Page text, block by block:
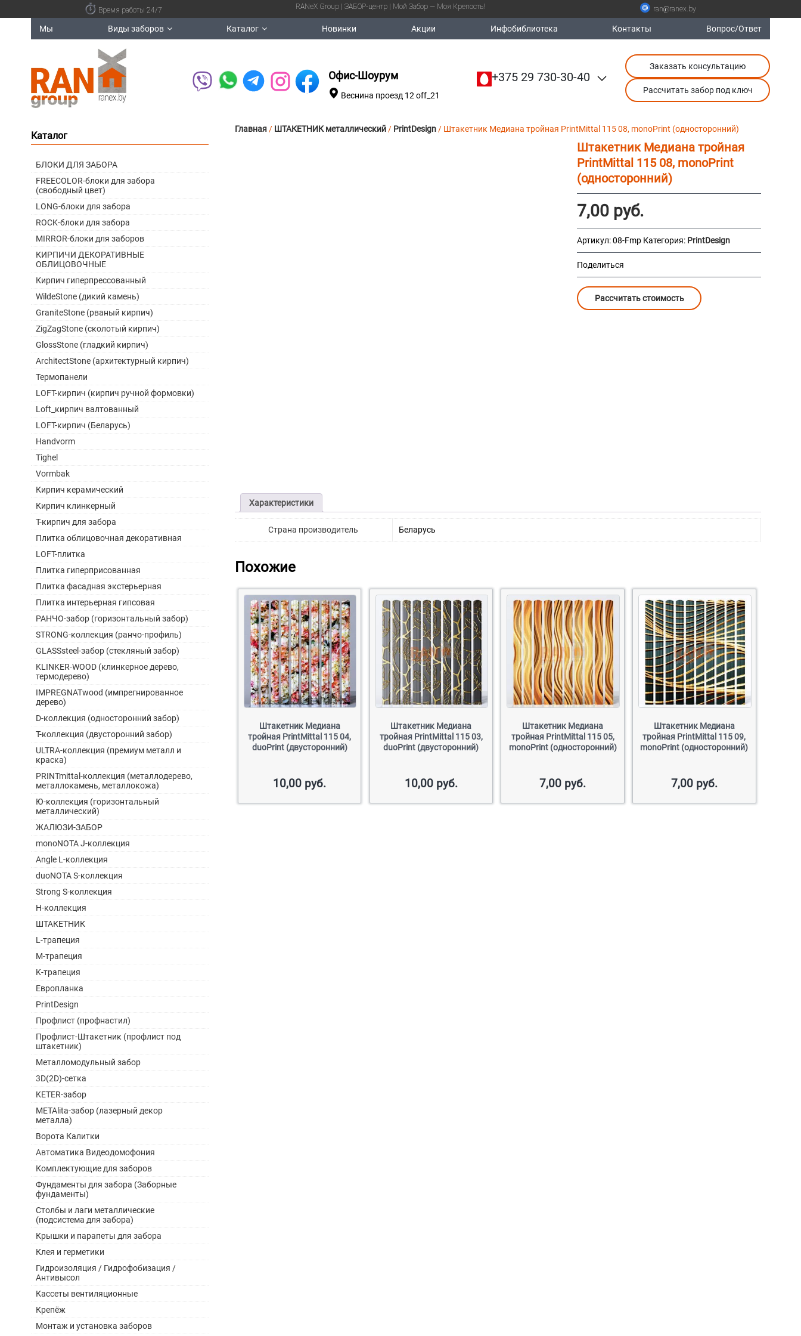
Время работы 24/7 RANeX Group | ЗАБОР-центр | Мой Забор — Моя Крепость! ran@ranex.by
Мы Виды заборов Каталог Новинки Акции Инфобиблиотека Контакты Вопрос/Ответ
Офис-Шоурум
Веснина проезд 12 off_21
+375 29 730-30-40
Заказать консультацию
Рассчитать забор под ключ
Главная/ ШТАКЕТНИК металлический/ PrintDesign/ Штакетник Медиана тройная PrintMittal 115 08, monoPrint (односторонний)
Штакетник Медиана тройная
PrintMittal 115 08, monoPrint
(односторонний)
7,00 руб.
Артикул:08-Fmp Категория: PrintDesign
Поделиться
Рассчитать стоимость
Характеристики
Страна производитель Беларусь
Похожие
Штакетник Медиана
тройная PrintMittal 115 04,
duoPrint (двусторонний)
10,00 руб.
Штакетник Медиана
тройная PrintMittal 115 03,
duoPrint (двусторонний)
10,00 руб.
Штакетник Медиана
тройная PrintMittal 115 05,
monoPrint (односторонний)
7,00 руб.
Штакетник Медиана
тройная PrintMittal 115 09,
monoPrint (односторонний)
7,00 руб.
Каталог
БЛОКИ ДЛЯ ЗАБОРА
FREECOLOR-блоки для забора
(свободный цвет)
LONG-блоки для забора
ROCK-блоки для забора
MIRROR-блоки для заборов
КИРПИЧИ ДЕКОРАТИВНЫЕ
ОБЛИЦОВОЧНЫЕ
Кирпич гиперпрессованный
WildeStone (дикий камень)
GraniteStone (рваный кирпич)
ZigZagStone (сколотый кирпич)
GlossStone (гладкий кирпич)
ArchitectStone (архитектурный кирпич)
Термопанели
LOFT-кирпич (кирпич ручной формовки)
Loft_кирпич валтованный
LOFT-кирпич (Беларусь)
Handvorm
Tighel
Vormbak
Кирпич керамический
Кирпич клинкерный
Т-кирпич для забора
Плитка облицовочная декоративная
LOFT-плитка
Плитка гиперприсованная
Плитка фасадная экстерьерная
Плитка интерьерная гипсовая
РАНЧО-забор (горизонтальный забор)
STRONG-коллекция (ранчо-профиль)
GLASSsteel-забор (стекляный забор)
KLINKER-WOOD (клинкерное дерево,
термодерево)
IMPREGNATwood (импрегнированное
дерево)
D-коллекция (односторонний забор)
Т-коллекция (двусторонний забор)
ULTRA-коллекция (премиум металл и
краска)
PRINTmittal-коллекция (металлодерево,
металлокамень, металлокожа)
Ю-коллекция (горизонтальный
металлический)
ЖАЛЮЗИ-ЗАБОР
monoNOTA J-коллекция
Angle L-коллекция
duoNOTA S-коллекция
Strong S-коллекция
H-коллекция
ШТАКЕТНИК
L-трапеция
M-трапеция
K-трапеция
Европланка
PrintDesign
Профлист (профнастил)
Профлист-Штакетник (профлист под
штакетник)
Металломодульный забор
3D(2D)-сетка
KETER-забор
METAlita-забор (лазерный декор
металла)
Ворота Калитки
Автоматика Видеодомофония
Комплектующие для заборов
Фундаменты для забора (Заборные
фундаменты)
Столбы и лаги металлические
(подсистема для забора)
Крышки и парапеты для забора
Клея и герметики
Гидроизоляция / Гидрофобизация /
Антивысол
Кассеты вентиляционные
Крепёж
Монтаж и установка заборов